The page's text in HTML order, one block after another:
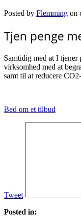
Posted by Flemming on
Tjen penge
Samtidig med at I tjener
virksomhed med at
samt til at reducere
Bed om et tilbud
Tweet
Posted in: